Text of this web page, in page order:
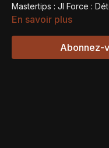
Mastertips : Jl Force :
En savoir plus
Abonnez-